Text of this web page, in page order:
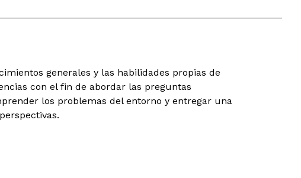
generales y las habilidades propias de
con el fin de abordar las preguntas
los problemas del entorno y entregar una